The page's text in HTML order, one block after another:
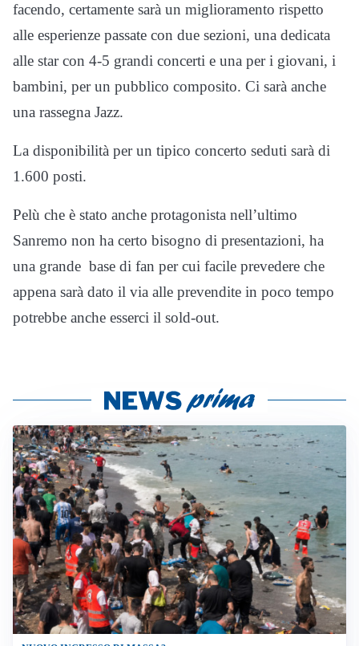
facendo, certamente sarà un miglioramento rispetto
alle esperienze passate con due sezioni, una dedicata
alle star con 4-5 grandi concerti e una per i giovani, i
bambini, per un pubblico composito. Ci sarà anche
una rassegna Jazz.
La disponibilità per un tipico concerto seduti sarà di
1.600 posti.
Pelù che è stato anche protagonista nell’ultimo
Sanremo non ha certo bisogno di presentazioni, ha
una grande base di fan per cui facile prevedere che
appena sarà dato il via alle prevendite in poco tempo
potrebbe anche esserci il sold-out.